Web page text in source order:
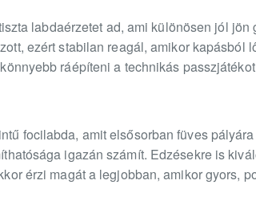
labdaérzetet ad, ami különösen jól
ezért stabilan reagál, amikor kapásból
ráépíteni a technikás
focilabda, amit elsősorban füves
igazán számít. Edzésekre is
érzi magát a legjobban, amikor gyors,